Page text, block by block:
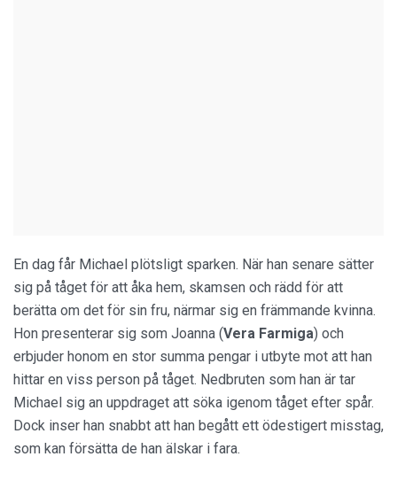
En dag får Michael plötsligt sparken. När han senare sätter
sig på tåget för att åka hem, skamsen och rädd för att
berätta om det för sin fru, närmar sig en främmande kvinna.
Hon presenterar sig som Joanna (Vera Farmiga) och
erbjuder honom en stor summa pengar i utbyte mot att han
hittar en viss person på tåget. Nedbruten som han är tar
Michael sig an uppdraget att söka igenom tåget efter spår.
Dock inser han snabbt att han begått ett ödestigert misstag,
som kan försätta de han älskar i fara.